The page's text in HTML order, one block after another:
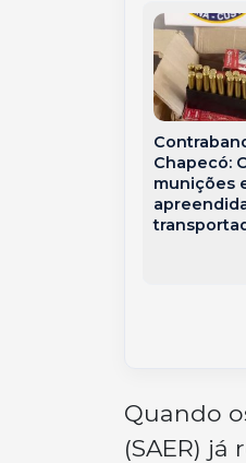
Chapecó:
munições
Quando
(SAER)